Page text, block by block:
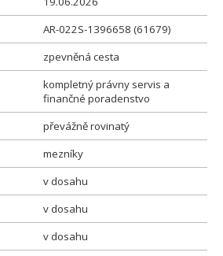
AR-022S-1396658 (61679)
zpevněná cesta
kompletný právny servis a
finančné poradenstvo
převážně rovinatý
mezníky
v dosahu
v dosahu
v dosahu